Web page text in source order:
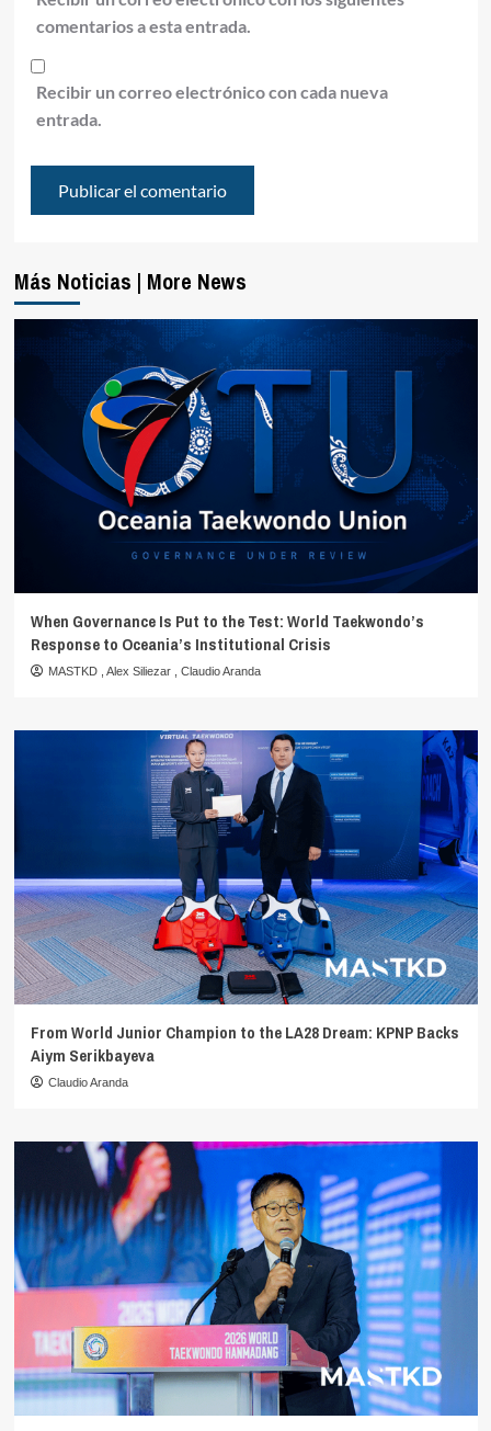
comentarios a esta entrada.
Recibir un correo electrónico con cada nueva
entrada.
Más Noticias | More News
When Governance Is Put to the Test: World Taekwondo’s
Response to Oceania’s Institutional Crisis
MASTKD Alex Siliezar Claudio Aranda
From World Junior Champion to the LA28 Dream: KPNP Backs
Aiym Serikbayeva
Claudio Aranda